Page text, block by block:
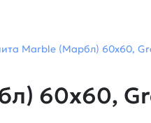
Marble (Марбл) 60х60,
60х60,